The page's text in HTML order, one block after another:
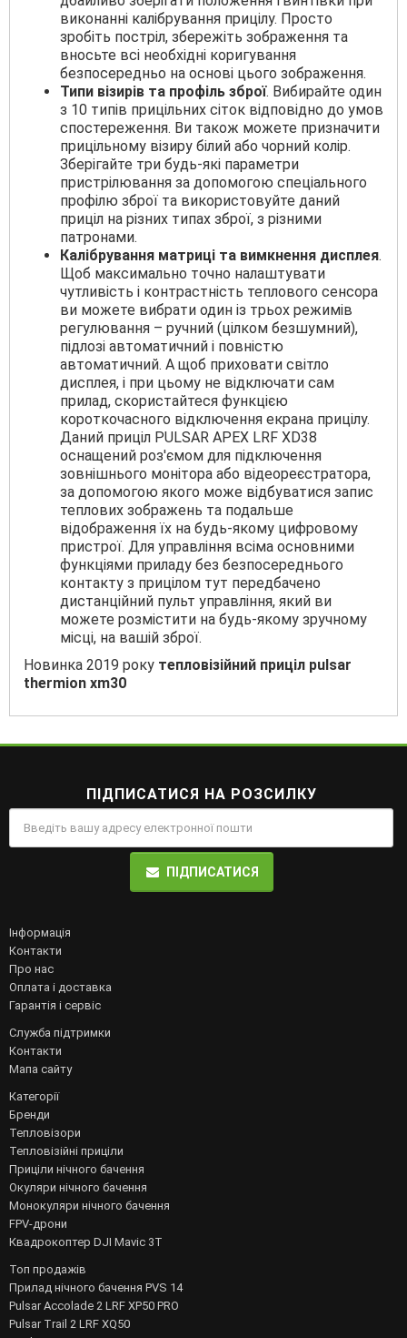
виконанні калібрування прицілу. Просто
зробіть постріл, збережіть зображення та
вносьте всі необхідні коригування
безпосередньо на основі цього зображення.
Типи візирів та профіль зброї. Вибирайте один
з 10 типів прицільних сіток відповідно до умов
спостереження. Ви також можете призначити
прицільному візиру білий або чорний колір.
Зберігайте три будь-які параметри
пристрілювання за допомогою спеціального
профілю зброї та використовуйте даний
приціл на різних типах зброї, з різними
патронами.
Калібрування матриці та вимкнення дисплея.
Щоб максимально точно налаштувати
чутливість і контрастність теплового сенсора
ви можете вибрати один із трьох режимів
регулювання – ручний (цілком безшумний),
підлозі автоматичний і повністю
автоматичний. А щоб приховати світло
дисплея, і при цьому не відключати сам
прилад, скористайтеся функцією
короткочасного відключення екрана прицілу.
Даний приціл PULSAR APEX LRF XD38
оснащений роз'ємом для підключення
зовнішнього монітора або відеореєстратора,
за допомогою якого може відбуватися запис
теплових зображень та подальше
відображення їх на будь-якому цифровому
пристрої. Для управління всіма основними
функціями приладу без безпосереднього
контакту з прицілом тут передбачено
дистанційний пульт управління, який ви
можете розмістити на будь-якому зручному
місці, на вашій зброї.
Новинка 2019 року тепловізійний приціл pulsar
thermion xm30
ПІДПИСАТИСЯ НА РОЗСИЛКУ
ПІДПИСАТИСЯ
Інформація
Контакти
Про нас
Оплата і доставка
Гарантія і сервіс
Служба підтримки
Контакти
Мапа сайту
Категорії
Бренди
Тепловізори
Тепловізійні приціли
Приціли нічного бачення
Окуляри нічного бачення
Монокуляри нічного бачення
FPV-дрони
Квадрокоптер DJI Mavic 3T
Топ продажів
Прилад нічного бачення PVS 14
Pulsar Accolade 2 LRF XP50 PRO
Pulsar Trail 2 LRF XQ50